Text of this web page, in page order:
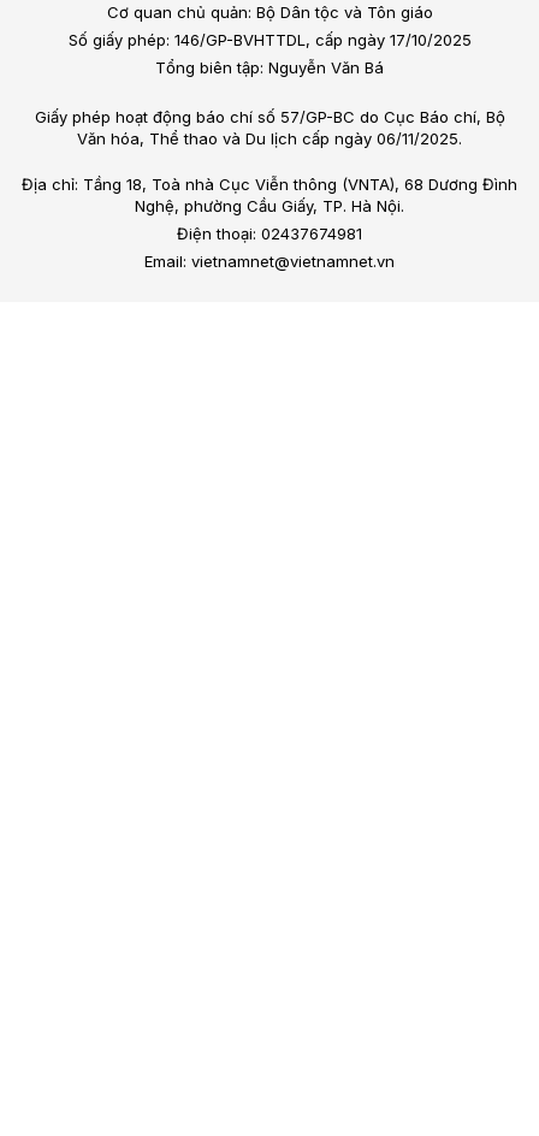
Cơ quan chủ quản: Bộ Dân tộc và Tôn giáo
Số giấy phép: 146/GP-BVHTTDL, cấp ngày 17/10/2025
Tổng biên tập: Nguyễn Văn Bá
Giấy phép hoạt động báo chí số 57/GP-BC do Cục Báo chí, Bộ
Văn hóa, Thể thao và Du lịch cấp ngày 06/11/2025.
Địa chỉ: Tầng 18, Toà nhà Cục Viễn thông (VNTA), 68 Dương Đình
Nghệ, phường Cầu Giấy, TP. Hà Nội.
Điện thoại: 02437674981
Email: vietnamnet@vietnamnet.vn